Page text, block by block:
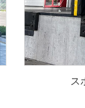
ス